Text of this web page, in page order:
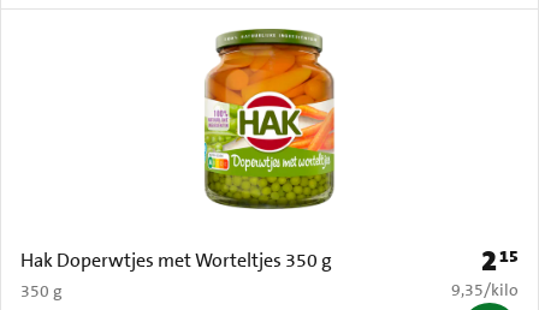
Hak Doperwtjes met Worteltjes 350 g
350 g
Prijs:
215
€ 9,35 per
9,35/kilo